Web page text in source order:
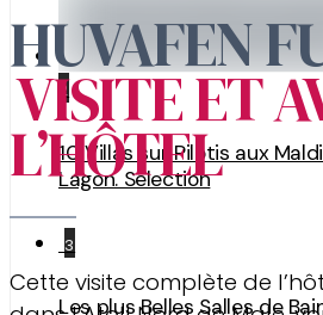
2
10 Villas sur Pilotis aux
Lagon. Sélection
3
Les plus Belles Salles de
HUVAFEN
VISITE ET
L’HÔTEL
Cette visite complète de